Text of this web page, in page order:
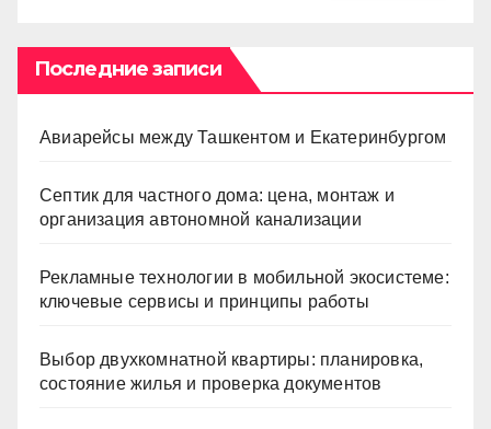
Последние записи
Авиарейсы между Ташкентом и Екатеринбургом
Септик для частного дома: цена, монтаж и
организация автономной канализации
Рекламные технологии в мобильной экосистеме:
ключевые сервисы и принципы работы
Выбор двухкомнатной квартиры: планировка,
состояние жилья и проверка документов